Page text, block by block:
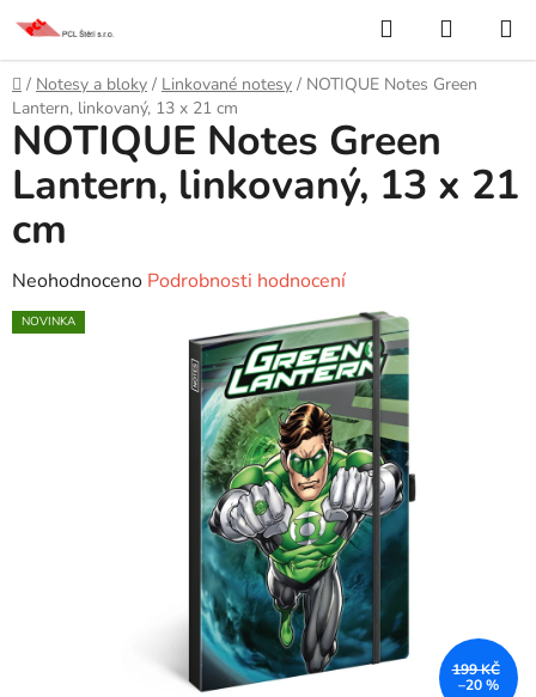
Přejít
obsah
Hledat
KOŠÍK
Domů
/ Notesy a bloky / Linkované notesy / NOTIQUE Notes Green
Lantern, linkovaný, 13 x 21 cm
NOTIQUE Notes Green
Lantern, linkovaný, 13 x 21
cm
Průměrné
hodnocení
Neohodnoceno Podrobnosti hodnocení
NOVINKA
199 KČ
–20 %